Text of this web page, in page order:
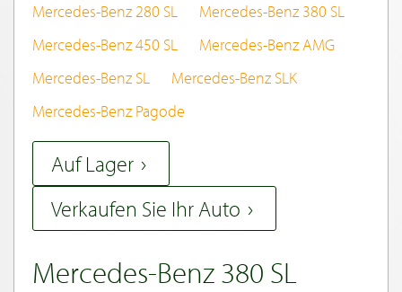
Mercedes-Benz 280 SL
Mercedes-Benz 380 SL
Mercedes-Benz 450 SL
Mercedes-Benz AMG
Mercedes-Benz SL
Mercedes-Benz SLK
Mercedes-Benz Pagode
Auf Lager
Verkaufen Sie Ihr Auto
Mercedes-Benz 380 SL